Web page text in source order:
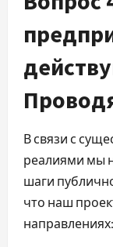
В связи с
реалиями мы
шаги
что наш
направлениях: